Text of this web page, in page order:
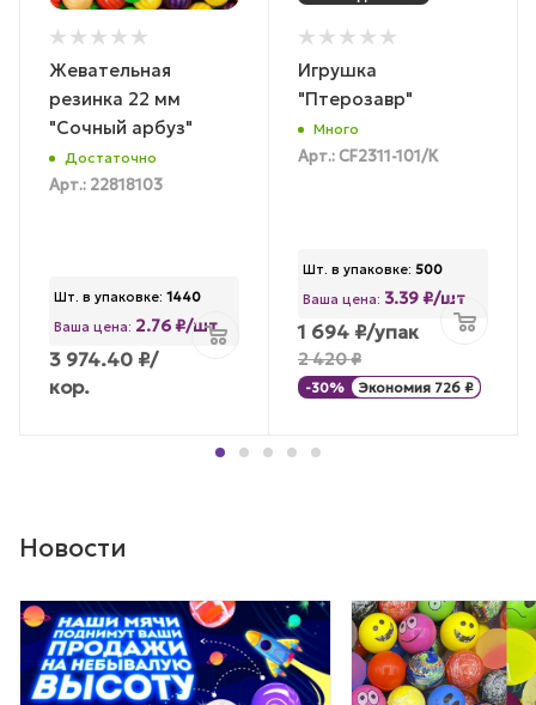
Жевательная
резинка 22 мм
"Сочный арбуз"
Достаточно
Арт.: 22818103
Шт. в упаковке: 1440
Ваша цена: 2.76 ₽/шт
3 974.40 ₽/
кор.
Игрушка
"Птерозавр"
Много
Арт.: CF2311-101/К
Шт. в упаковке: 500
Ваша цена: 3.39 ₽/шт
1 694 ₽/упак
2 420₽
-30% Экономия 726 ₽
Новости